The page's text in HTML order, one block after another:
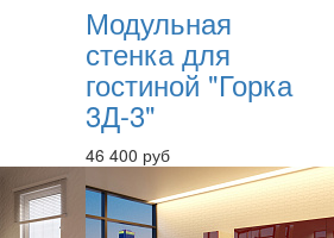
Модульная
стенка для
гостиной "Горка
3Д-3"
46 400 руб